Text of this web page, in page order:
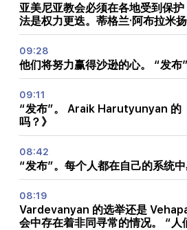
亚美尼亚教会必须在各地受到保
法是权力更迭。蒂格兰·阿布拉米扬
09:28
他们将努力赢得沙逊的心。 “发布”
09:11
“发布”。 Araik Harutyunyan 的
吗？》
08:42
“发布”。每个人都在自己的系统
08:19
Vardevanyan 的选举还是
会中存在着非同寻常的情况。 “人